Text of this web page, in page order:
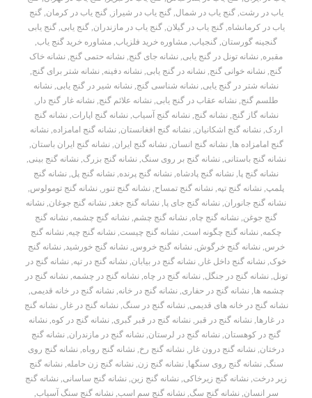
یاب در رشت,گنج یاب در شمال,گنج یاب در شیراز ,گنج یاب در کرمان,گنج
یاب در کرمانشاه,گنج یاب در گیلان,گنج یاب در مازندران,گنج یابی,گنج یابی
گنجینه گورستان, گنجیاب, مشاوره خرید فلزیاب, مشاوره خرید گنج یاب,
مقبره, نشانه تونل در گنج یابی, نشانه جای گنج, نشانه حتمی گنج, نشانه خاک
گنج, نشانه خوانی گنج, نشانه در گنج یابی, نشانه دفینه, نشانه شتر برای گنج,
نشانه شتر در گنج یابی, نشانه شناسی گنج, نشانه شیر در گنج یابی, نشانه
طلسم گنج,نشانه عقاب در گنج یابی,نشانه علائم گنج,نشانه غار گنج دار ,
نشانه گاز گنج,نشانه گنج,نشانه گنج آسیاب,نشانه گنج اپارات,نشانه گنج
اردک,نشانه گنج اشکانیان,نشانه گنج افغانستان,نشانه گنج امامزاده,نشانه
گنج امامزاده ها,نشانه گنج انسان,نشانه گنج ایران,نشانه گنج ایران باستان,
نشانه گنج باستانی,نشانه گنج بر روی سنگ,نشانه گنج بزرگ,نشانه گنج بینی,
نشانه گنج پا, نشانه گنج پادشاه, نشانه گنج پرنده, نشانه گنج پل, نشانه گنج
پلمپ, نشانه گنج تپه, نشانه گنج تمساح, نشانه گنج تنور , نشانه گنج تومولوس,
نشانه گنج جانوران, نشانه گنج جای پا, نشانه گنج جغد, نشانه گنج جوغان, نشانه
گنج جوغن, نشانه گنج چاه, نشانه گنج چشم, نشانه گنج چشمه, نشانه گنج
چکمه, نشانه گنج چگونه است, نشانه گنج چیست, نشانه گنج چیه, نشانه گنج
خرس,نشانه گنج خرگوش,نشانه گنج خروس,نشانه گنج خورشید,نشانه گنج
خوک, نشانه گنج داخل غار , نشانه گنج در بیابان, نشانه گنج در تپه, نشانه گنج در
تونل,نشانه گنج در جنگل,نشانه گنج در چاه,نشانه گنج در چشمه,نشانه گنج در
چشمه ها,نشانه گنج در حفاری,نشانه گنج در خانه,نشانه گنج در خانه قدیمی,
نشانه گنج در خانه های قدیمی,نشانه گنج در سنگ,نشانه گنج در غار ,نشانه گنج
در غارها,نشانه گنج در قبر ,نشانه گنج در قبر گبری,نشانه گنج در کوه,نشانه
گنج در کوهستان, نشانه گنج در لرستان, نشانه گنج در مازندران, نشانه گنج
درختان, نشانه گنج درون غار , نشانه گنج رخ, نشانه گنج روباه, نشانه گنج روی
سنگ,نشانه گنج روی سنگها,نشانه گنج زن,نشانه گنج زن حامله,نشانه گنج
زیر درخت, نشانه گنج زیرخاکی, نشانه گنج زین, نشانه گنج ساسانی, نشانه گنج
سر انسان,نشانه گنج سگ,نشانه گنج سم اسب,نشانه گنج سنگ آسیاب,